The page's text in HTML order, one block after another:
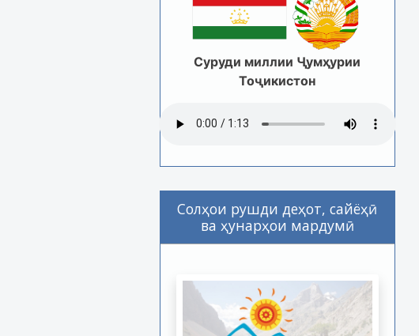
Суруди миллии Ҷумҳурии
Тоҷикистон
Солҳои рушди деҳот, сайёҳӣ
ва ҳунарҳои мардумӣ